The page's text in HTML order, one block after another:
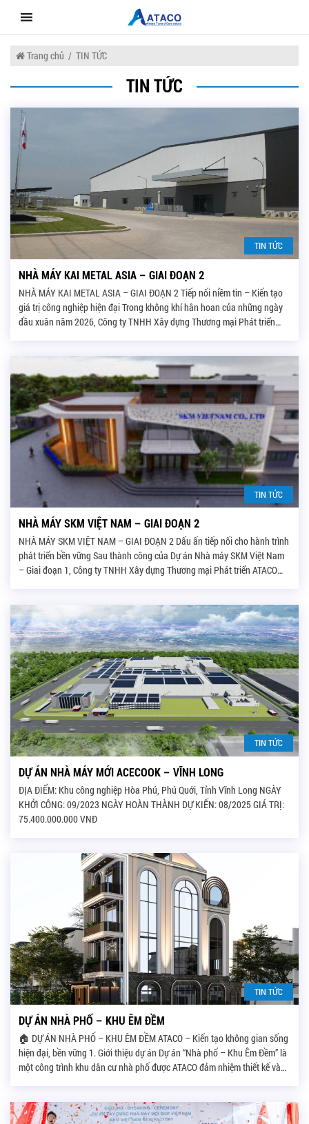
content
Trang chủ / TIN TỨC
TIN TỨC
TIN TỨC
NHÀ MÁY KAI METAL ASIA – GIAI ĐOẠN 2
NHÀ MÁY KAI METAL ASIA – GIAI ĐOẠN 2 Tiếp nối niềm tin – Kiến tạo
giá trị công nghiệp hiện đại Trong không khí hân hoan của những ngày
đầu xuân năm 2026, Công ty TNHH Xây dựng Thương mại Phát triển
TIN TỨC
NHÀ MÁY SKM VIỆT NAM – GIAI ĐOẠN 2
NHÀ MÁY SKM VIỆT NAM – GIAI ĐOẠN 2 Dấu ấn tiếp nối cho hành trình
phát triển bền vững Sau thành công của Dự án Nhà máy SKM Việt Nam
– Giai đoạn 1, Công ty TNHH Xây dựng Thương mại Phát triển ATACO
TIN TỨC
DỰ ÁN NHÀ MÁY MỚI ACECOOK – VĨNH LONG
ĐỊA ĐIỂM: Khu công nghiệp Hòa Phú, Phú Quới, Tỉnh Vĩnh Long NGÀY
KHỞI CÔNG: 09/2023 NGÀY HOÀN THÀNH DỰ KIẾN: 08/2025 GIÁ TRỊ:
75.400.000.000 VNĐ
TIN TỨC
DỰ ÁN NHÀ PHỐ – KHU ÊM ĐỀM
🏠 DỰ ÁN NHÀ PHỐ – KHU ÊM ĐỀM ATACO – Kiến tạo không gian sống
hiện đại, bền vững 1. Giới thiệu dự án Dự án “Nhà phố – Khu Êm Đềm” là
một công trình khu dân cư nhà phố được ATACO đảm nhiệm thiết kế và